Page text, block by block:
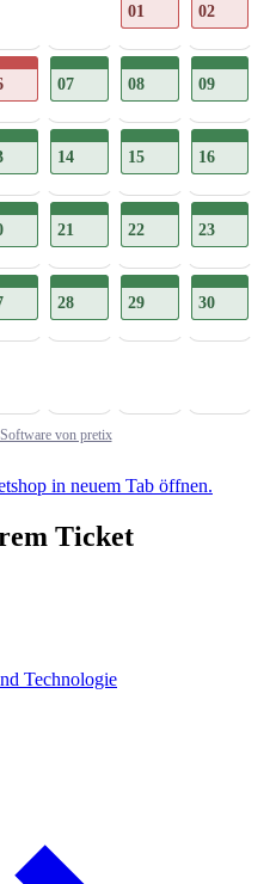
01 02
07 08 09
14 15 16
21 22 23
28 29 30
von pretix
in neuem Tab öffnen.
Ticket
Technologie